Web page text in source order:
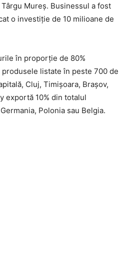
Mureş. Businessul a fost
o investiţie de 10 milioane de
în proporţie de 80%
listate în peste 700 de
Cluj, Timişoara, Braşov,
exportă 10% din totalul
Polonia sau Belgia.